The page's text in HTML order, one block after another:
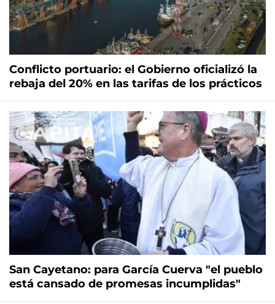
Conflicto portuario: el Gobierno oficializó la
rebaja del 20% en las tarifas de los prácticos
San Cayetano: para García Cuerva "el pueblo
está cansado de promesas incumplidas"